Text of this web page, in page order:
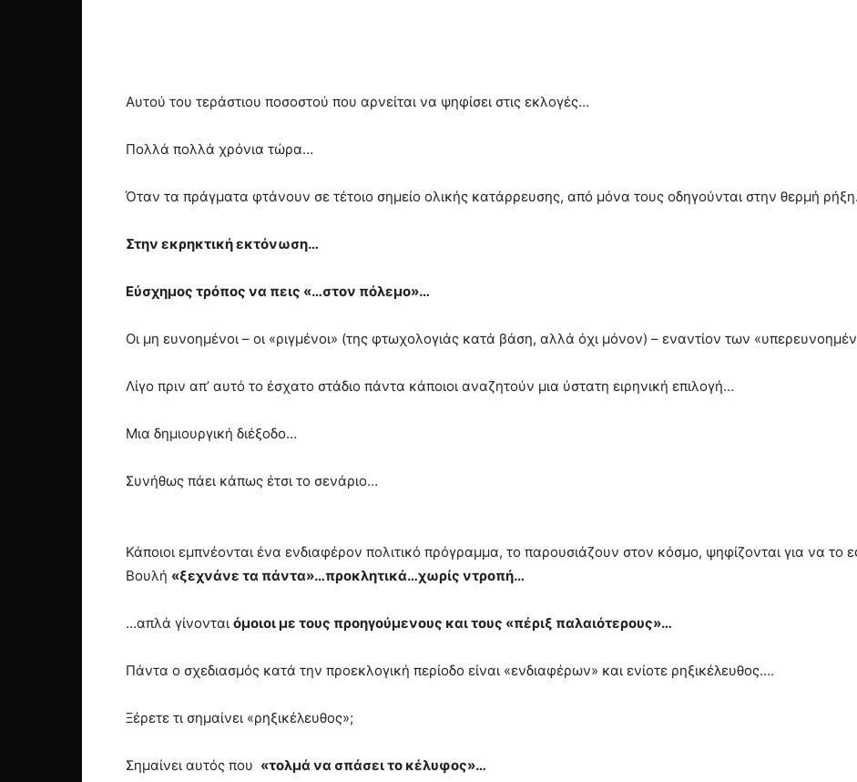
Αυτού του τεράστιου ποσοστού που αρνείται να ψηφίσει στις εκλογές…
Πολλά πολλά χρόνια τώρα…
Όταν τα πράγματα φτάνουν σε τέτοιο σημείο ολικής κατάρρευσης, από μόνα τους οδηγούνται στην θερμή
Στην εκρηκτική εκτόνωση…
Εύσχημος τρόπος να πεις «…στον πόλεμο»…
Οι μη ευνοημένοι – οι «ριγμένοι» (της φτωχολογιάς κατά βάση, αλλά όχι μόνον) – εναντίον των
Λίγο πριν απ’ αυτό το έσχατο στάδιο πάντα κάποιοι αναζητούν μια ύστατη ειρηνική επιλογή…
Μια δημιουργική διέξοδο…
Συνήθως πάει κάπως έτσι το σενάριο…
Κάποιοι εμπνέονται ένα ενδιαφέρον πολιτικό πρόγραμμα, το παρουσιάζουν στον κόσμο, ψηφίζονται για να το
Βουλή «ξεχνάνε τα πάντα»…προκλητικά…χωρίς ντροπή…
…απλά γίνονται όμοιοι με τους προηγούμενους και τους «πέριξ παλαιότερους»…
Πάντα ο σχεδιασμός κατά την προεκλογική περίοδο είναι «ενδιαφέρων» και ενίοτε ρηξικέλευθος….
Ξέρετε τι σημαίνει «ρηξικέλευθος»;
Σημαίνει αυτός που «τολμά να σπάσει το κέλυφος»…